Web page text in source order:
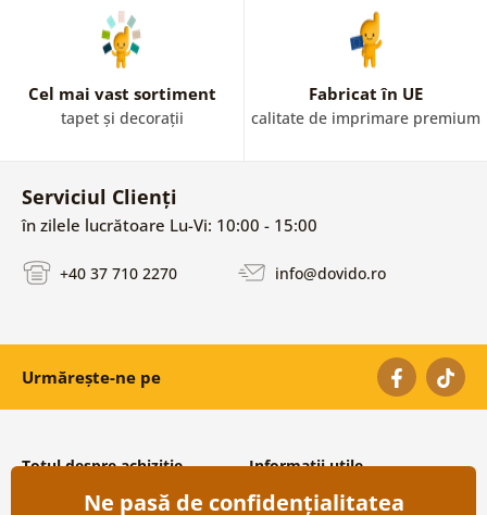
Cel mai vast sortiment
tapet și decorații
Fabricat în UE
calitate de imprimare premium
Serviciul Clienți
în zilele lucrătoare Lu-Vi: 10:00 - 15:00
+40 37 710 2270 info@dovido.ro
Urmărește-ne pe
Totul despre achiziție
Condiții și termeni generali
Informații utile
Despre noi
Ne pasă de confidențialitatea